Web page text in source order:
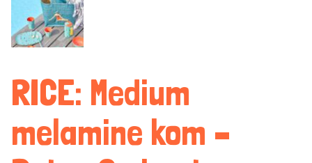
RICE: Medium
melamine kom –